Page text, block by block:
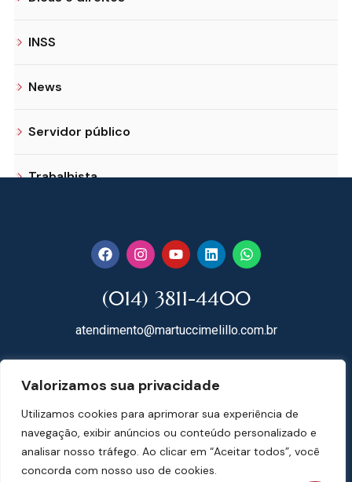
Valorizamos sua privacidade
Utilizamos cookies para aprimorar sua experiência de
navegação, exibir anúncios ou conteúdo personalizado e
analisar nosso tráfego. Ao clicar em “Aceitar todos”, você
concorda com nosso uso de cookies.
INSS
News
Servidor público
Trabalhista
(014) 3811-4400
atendimento@martuccimelillo.com.br
18602-091 Centro – Botucatu – SP